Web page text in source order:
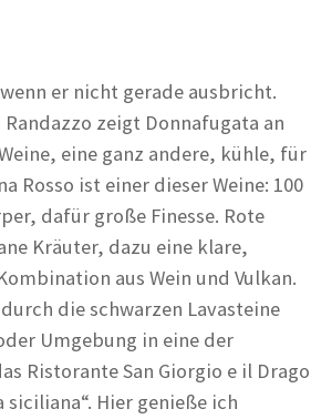
er nicht gerade ausbricht.
zeigt Donnafugata an
eine ganz andere, kühle, für
Rosso ist einer dieser Weine: 100
dafür große Finesse. Rote
Kräuter, dazu eine klare,
aus Wein und Vulkan.
die schwarzen Lavasteine
Umgebung in eine der
Ristorante San Giorgio e il Drago
Hier genieße ich